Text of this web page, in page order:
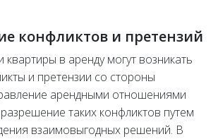
конфликтов и претензий
квартиры в аренду могут возникать
и претензии со стороны
арендными отношениями
таких конфликтов путем
взаимовыгодных решений. В